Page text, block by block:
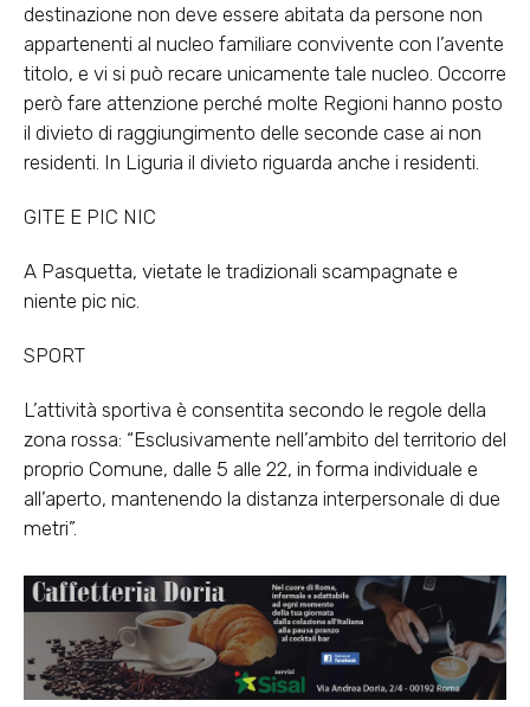
destinazione non deve essere abitata da persone non
appartenenti al nucleo familiare convivente con l’avente
titolo, e vi si può recare unicamente tale nucleo. Occorre
però fare attenzione perché molte Regioni hanno posto
il divieto di raggiungimento delle seconde case ai non
residenti. In Liguria il divieto riguarda anche i residenti.
GITE E PIC NIC
A Pasquetta, vietate le tradizionali scampagnate e
niente pic nic.
SPORT
L’attività sportiva è consentita secondo le regole della
zona rossa: “Esclusivamente nell’ambito del territorio del
proprio Comune, dalle 5 alle 22, in forma individuale e
all’aperto, mantenendo la distanza interpersonale di due
metri”.